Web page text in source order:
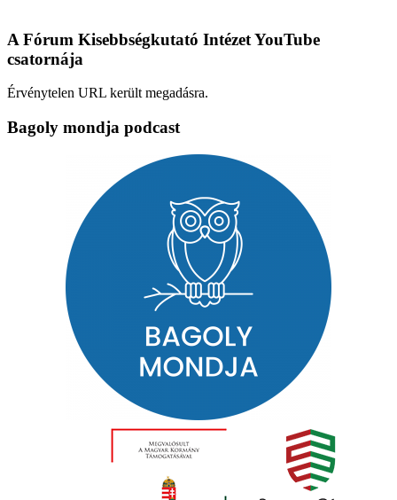
A Fórum Kisebbségkutató Intézet YouTube
csatornája
Érvénytelen URL került megadásra.
Bagoly mondja podcast